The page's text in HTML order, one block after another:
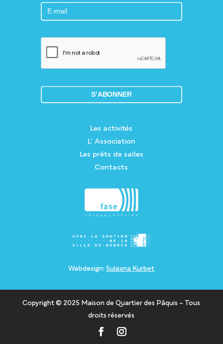
Les activités
L’ Association
Les prêts de salles
Contacts
Webdesign:Sulaxna Kurbet
Copyright © 2025 Maison de Quartier des Pâquis – Tous
droits réservés